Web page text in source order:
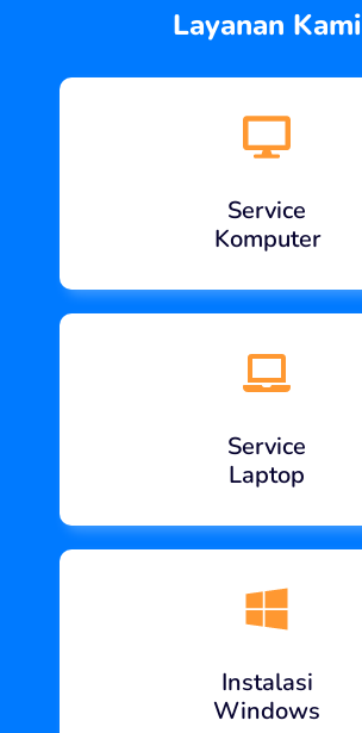
Layanan Kami
Service
Komputer
Service
Laptop
Instalasi
Windows